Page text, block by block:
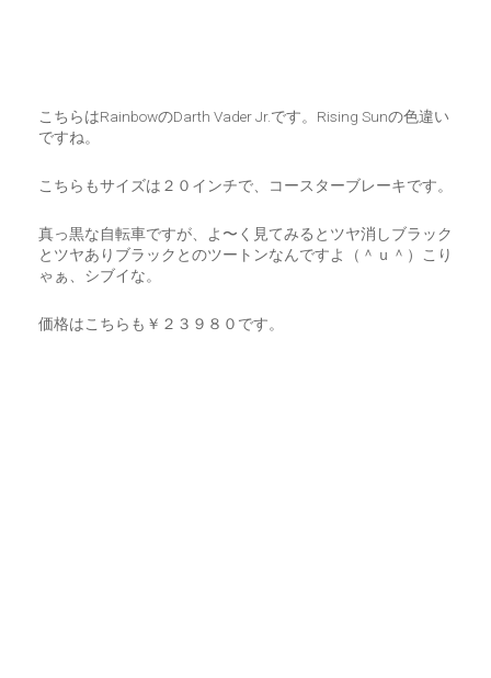
こちらはRainbowのDarth Vader Jr.です。Rising Sunの色違い
ですね。
こちらもサイズは２０インチで、コースターブレーキです。
真っ黒な自転車ですが、よ〜く見てみるとツヤ消しブラック
とツヤありブラックとのツートンなんですよ（＾ｕ＾）こり
ゃぁ、シブイな。
価格はこちらも￥２３９８０です。